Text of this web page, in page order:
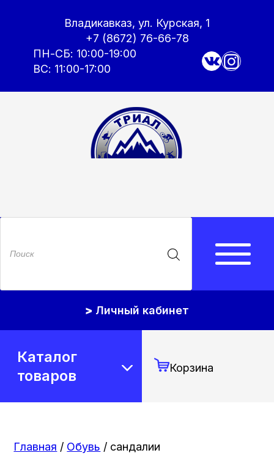
Владикавказ, ул. Курская, 1
+7 (8672) 76-66-78
ПН-СБ: 10:00-19:00
ВС: 11:00-17:00
Поиск
Личный кабинет
Каталог
товаров
Корзина
Главная / Обувь / сандалии